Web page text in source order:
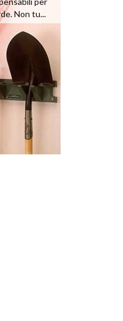
Non tu...